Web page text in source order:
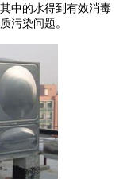
中的水得到有效消毒
污染问题。